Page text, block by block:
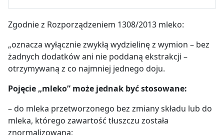
Zgodnie z Rozporządzeniem 1308/2013 mleko:
„oznacza wyłącznie zwykłą wydzielinę z wymion – bez
żadnych dodatków ani nie poddaną ekstrakcji –
otrzymywaną z co najmniej jednego doju.
Pojęcie „mleko” może jednak być stosowane:
– do mleka przetworzonego bez zmiany składu lub do
mleka, którego zawartość tłuszczu została
znormalizowana;